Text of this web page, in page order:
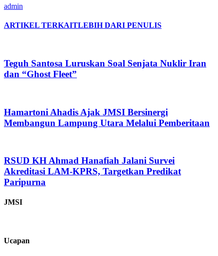
admin
ARTIKEL TERKAITLEBIH DARI PENULIS
Teguh Santosa Luruskan Soal Senjata Nuklir Iran
dan “Ghost Fleet”
Hamartoni Ahadis Ajak JMSI Bersinergi
Membangun Lampung Utara Melalui Pemberitaan
RSUD KH Ahmad Hanafiah Jalani Survei
Akreditasi LAM-KPRS, Targetkan Predikat
Paripurna
JMSI
Ucapan